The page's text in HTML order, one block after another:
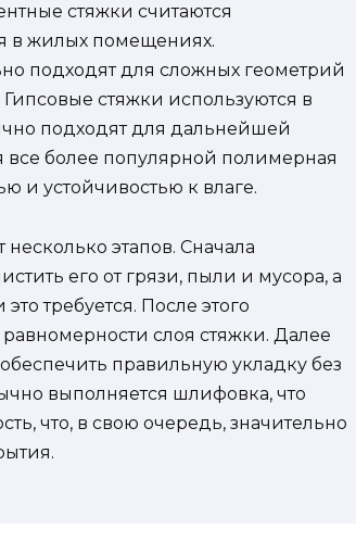
стяжки считаются
в жилых помещениях.
подходят для сложных геометрий
стяжки используются в
подходят для дальнейшей
все более популярной полимерная
и устойчивостью к влаге.
этапов. Сначала
его от грязи, пыли и мусора, а
требуется. После этого
слоя стяжки. Далее
правильную укладку без
выполняется шлифовка, что
что, в свою очередь, значительно